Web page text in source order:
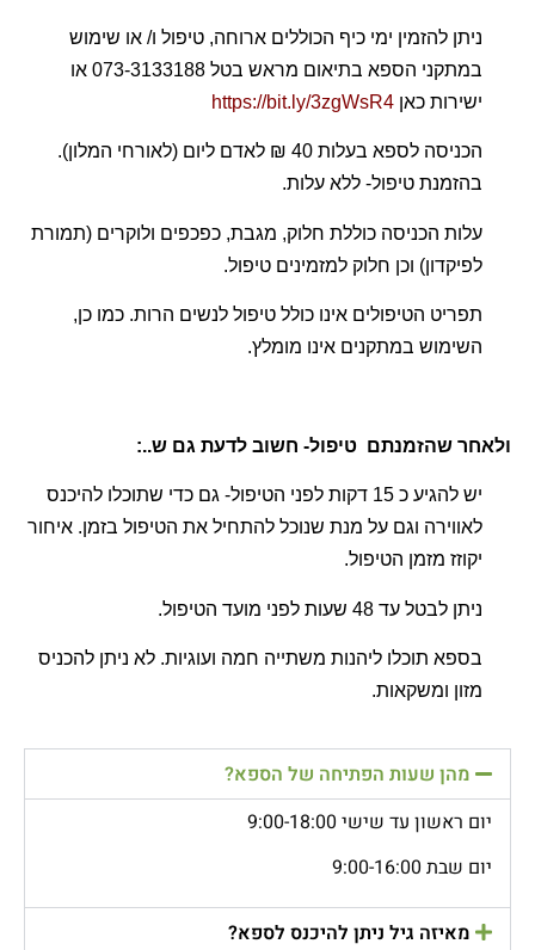
ניתן להזמין ימי כיף הכוללים ארוחה, טיפול ו/ או שימוש
במתקני הספא בתיאום מראש בטל 073-3133188 או
ישירות כאן https://bit.ly/3zgWsR4
הכניסה לספא בעלות 40 ₪ לאדם ליום (לאורחי המלון).
בהזמנת טיפול- ללא עלות.
עלות הכניסה כוללת חלוק, מגבת, כפכפים ולוקרים (תמורת
לפיקדון) וכן חלוק למזמינים טיפול.
תפריט הטיפולים אינו כולל טיפול לנשים הרות. כמו כן,
השימוש במתקנים אינו מומלץ.
ולאחר שהזמנתם טיפול- חשוב לדעת גם ש..:
יש להגיע כ 15 דקות לפני הטיפול- גם כדי שתוכלו להיכנס
לאווירה וגם על מנת שנוכל להתחיל את הטיפול בזמן. איחור
יקוזז מזמן הטיפול.
ניתן לבטל עד 48 שעות לפני מועד הטיפול.
בספא תוכלו ליהנות משתייה חמה ועוגיות. לא ניתן להכניס
מזון ומשקאות.
מהן שעות הפתיחה של הספא?
יום ראשון עד שישי 9:00-18:00
יום שבת 9:00-16:00
מאיזה גיל ניתן להיכנס לספא?